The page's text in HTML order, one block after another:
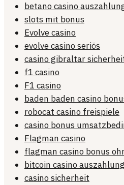
betano casino
slots mit bonus
Evolve casino
evolve casino seriös
casino gibraltar
f1 casino
F1 casino
baden baden casino
robocat casino freispiele
casino bonus
Flagman casino
flagman casino bonus
bitcoin casino auszahlung
casino sicherheit